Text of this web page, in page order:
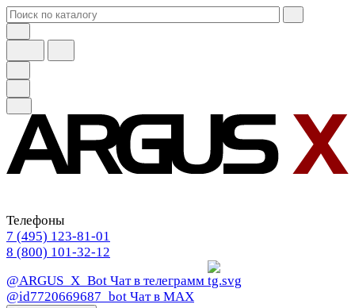
Телефоны
7 (495) 123-81-01
8 (800) 101-32-12
@ARGUS_X_Bot Чат в телеграмм
@id7720669687_bot Чат в МАХ